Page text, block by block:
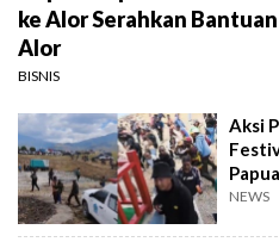
ke Alor Serahkan
Alor
BISNIS
Aksi
NEWS